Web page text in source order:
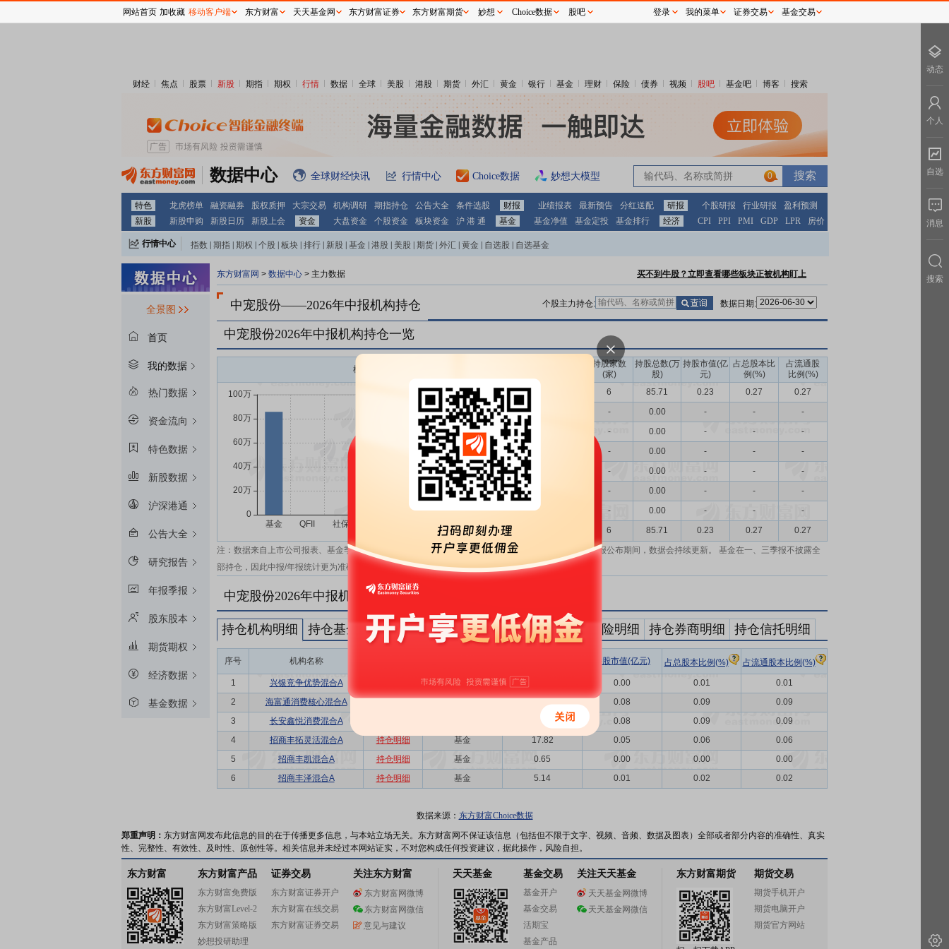
财经 焦点 股票 新股 期指 期权 行情 数据 全球 美股 港股 期货 外汇 黄金 银行 基金 理财 保险 债券 视频 股吧 基金吧 博客 搜索
数据中心 全球财经快讯 行情中心 Choice数据 妙想大模型 0
特色 龙虎榜单 融资融券 股权质押 大宗交易 机构调研 期指持仓 公告大全 条件选股 财报 业绩报表 最新预告 分红送配 研报 个股研报 行业研报
盈利预测
新股
新股申购 新股日历 新股上会 资金 大盘资金 个股资金 板块资金 沪 港 通 基金 基金净值 基金定投 基金排行 经济 CPI PPI PMI GDP LPR 房价
行情中心 指数 期指 期权 个股 板块 排行 新股 基金 港股 美股 期货 外汇 黄金 自选股 自选基金
全景图
首页
我的数据
热门数据
资金流向
特色数据
新股数据
沪深港通
公告大全
研究报告
年报季报
股东股本
期货期权
经济数据
基金数据
东方财富网 > 数据中心 > 主力数据 买不到牛股？立即查看哪些板块正被机构盯上
中宠股份——2026年中报机构持仓 个股主力持仓: 数据日期:
中宠股份2026年中报机构持仓一览
机构持股(万)
持股家数
(家)
持股总数(万
股)
持股市值(亿
元)
占总股本比
例(%)
占流通股
比例(%)
6 85.71 0.23 0.27
0.27
- 0.00 - -
-
- 0.00 - -
-
- 0.00 - -
-
- 0.00 - -
-
- 0.00 - -
-
- 0.00 - -
-
6 85.71 0.23 0.27
0.27
注：数据来自上市公司报表、基金季报、半年报和基金年报；在上市公司报表、基金季报、半年报和年报公布期间，数据会持续更新。 基金在一、三季报不披露全
部持仓，因此中报/年报统计更为准确。
中宠股份2026年中报机构持仓明细
持仓机构明细 持仓基金明细 持仓QFII明细 持仓社保明细 持仓保险明细 持仓券商明细 持仓信托明细
序号 机构名称 持股市值(亿元) 占总股本比例(%) 占流通股本比例(%)
1 兴银竞争优势混合A 基金 0.00 0.01
0.01
2
海富通消费核心混合A 0.08 0.09
0.09
3
长安鑫悦消费混合A 30.00 0.08 0.09
0.09
4
招商丰拓灵活混合A 持仓明细 基金 17.82 0.05 0.06
0.06
5
招商丰凯混合A 持仓明细 基金 0.65 0.00 0.00
0.00
6
招商丰泽混合A 持仓明细 基金 5.14 0.01 0.02 0.02
数据来源： 东方财富Choice数据
郑重声明： 东方财富网发布此信息的目的在于传播更多信息，与本站立场无关。东方财富网不保证该信息（包括但不限于文字、视频、音频、数据及图表）全部或者部分内容的准确性、真实
性、完整性、有效性、及时性、原创性等。相关信息并未经过本网站证实，不对您构成任何投资建议，据此操作，风险自担。
东方财富 东方财富产品
东方财富免费版
东方财富Level-2
东方财富策略版
妙想投研助理
证券交易
东方财富证券开户
东方财富在线交易
东方财富证券交易
关注东方财富
东方财富网微博
东方财富网微信
意见与建议
天天基金 基金交易
基金开户
基金交易
活期宝
基金产品
关注天天基金
天天基金网微博
天天基金网微信
东方财富期货 期货交易
期货手机开户
期货电脑开户
期货官方网站
网站首页 加收藏 移动客户端 东方财富 天天基金网 东方财富证券 东方财富期货 妙想 Choice数据 股吧 登录 我的菜单 证券交易 基金交易
动态
个人
自选
消息
搜索